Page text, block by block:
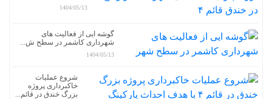
1404/05/13
گوشه ایی از فعالیت های
شهرداری کاشمر در سطح ش...
1404/05/13
شروع عملیات
خاکبرداری پروژه
بزرگ خندق در قائم...